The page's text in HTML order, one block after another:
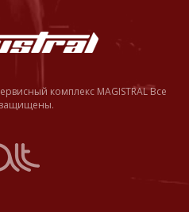
комплекс MAGISTRAL Все